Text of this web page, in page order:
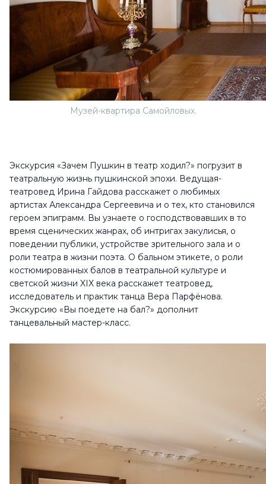
Музей-квартира Самойловых.
Экскурсия «Зачем Пушкин в театр ходил?» погрузит в
театральную жизнь пушкинской эпохи. Ведущая-
театровед Ирина Гайдова расскажет о любимых
артистах Александра Сергеевича и о тех, кто становился
героем эпиграмм. Вы узнаете о господствовавших в то
время сценических жанрах, об интригах закулисья, о
поведении публики, устройстве зрительного зала и о
роли театра в жизни поэта. О бальном этикете, о роли
костюмированных балов в театральной культуре и
светской жизни XIX века расскажет театровед,
исследователь и практик танца Вера Парфёнова.
Экскурсию «Вы поедете на бал?» дополнит
танцевальный мастер-класс.